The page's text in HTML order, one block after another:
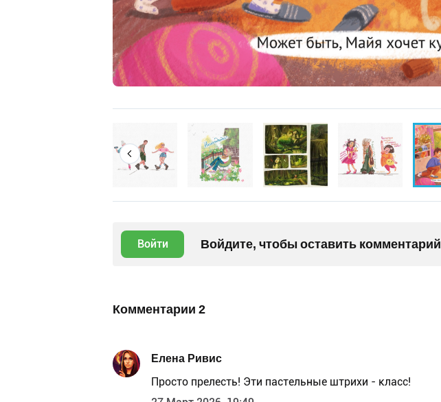
Войти Войдите, чтобы оставить комментарий
Комментарии 2
Елена Ривис
Просто прелесть! Эти пастельные штрихи - класс!